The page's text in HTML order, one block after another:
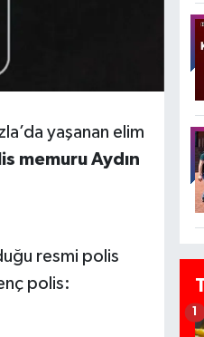
yaşanan elim
memuru Aydın
resmi polis
polis:
1